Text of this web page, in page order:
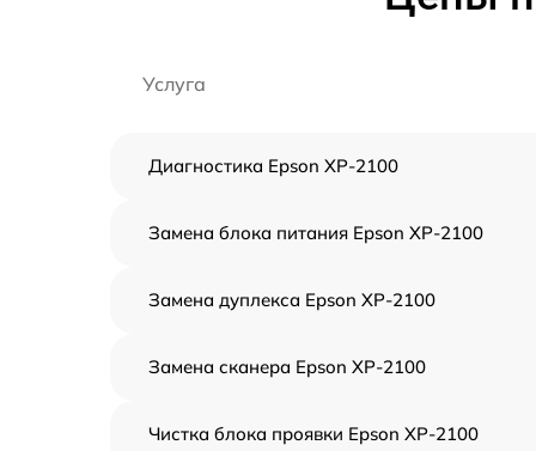
Услуга
Диагностика Epson XP-2100
Замена блока питания Epson XP-2100
Замена дуплекса Epson XP-2100
Замена сканера Epson XP-2100
Чистка блока проявки Epson XP-2100